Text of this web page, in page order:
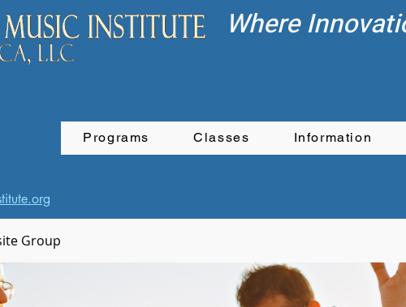
Where
Programs Classes Information
Group